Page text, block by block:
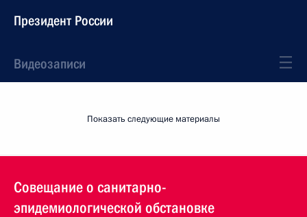
Президент России
Видеозаписи
Показать следующие материалы
Совещание о санитарно-
эпидемиологической обстановке